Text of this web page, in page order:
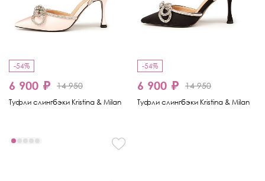
-54%
6 900 ₽ 14 950
Туфли слингбэки Kristina & Milan
-54%
6 900 ₽ 14 950
Туфли слингбэки Kristina & Milan